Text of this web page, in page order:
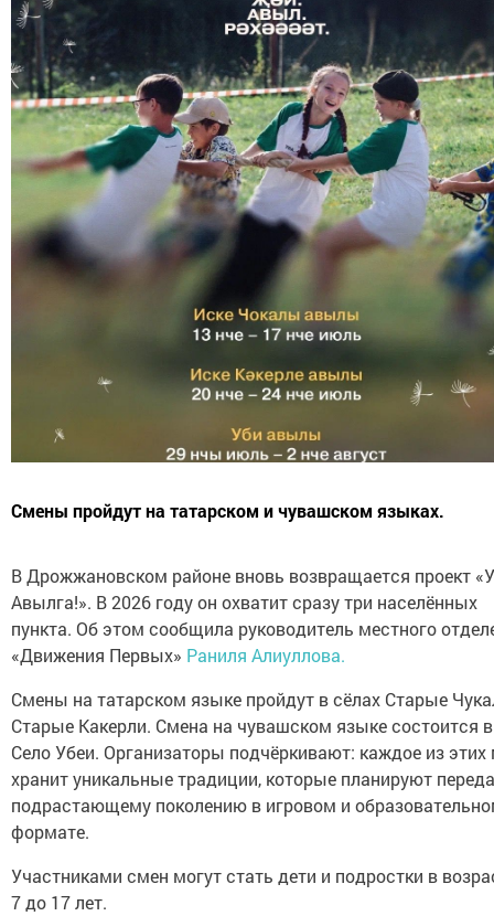
Смены пройдут на татарском и чувашском языках.
В Дрожжановском районе вновь возвращается проект
Авылга!». В 2026 году он охватит сразу три населённых
пункта. Об этом сообщила руководитель местного
«Движения Первых» Раниля Алиуллова.
Смены на татарском языке пройдут в сёлах Старые
Старые Какерли. Смена на чувашском языке состоится в
Село Убеи. Организаторы подчёркивают: каждое из этих
хранит уникальные традиции, которые планируют
подрастающему поколению в игровом и
формате.
Участниками смен могут стать дети и подростки в
7 до 17 лет.